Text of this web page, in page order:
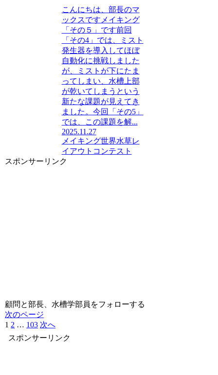
こんにちは、部長のマ
ックスですメイキング
「その５」です前回
「その4」では、ミスト
発生器を導入してほぼ
自動化に挑戦しました
が、ミストが下にたま
ってしまい、水槽上部
が乾いてしまうという
新たな課題が見えてき
ました。今回「その5」
では、この課題を解...
2025.11.27
メイキング世界水草レ
イアウトコンテスト
スポンサーリンク
顧問と部長、水槽学部員をフォローする
次のページ
1 2 … 103 次へ
スポンサーリンク